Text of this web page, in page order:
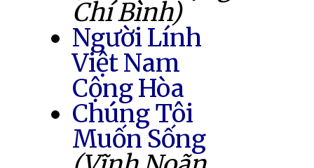
Chí Bình)
Người Lính
Việt Nam
Cộng Hòa
Chúng Tôi
Muốn Sống